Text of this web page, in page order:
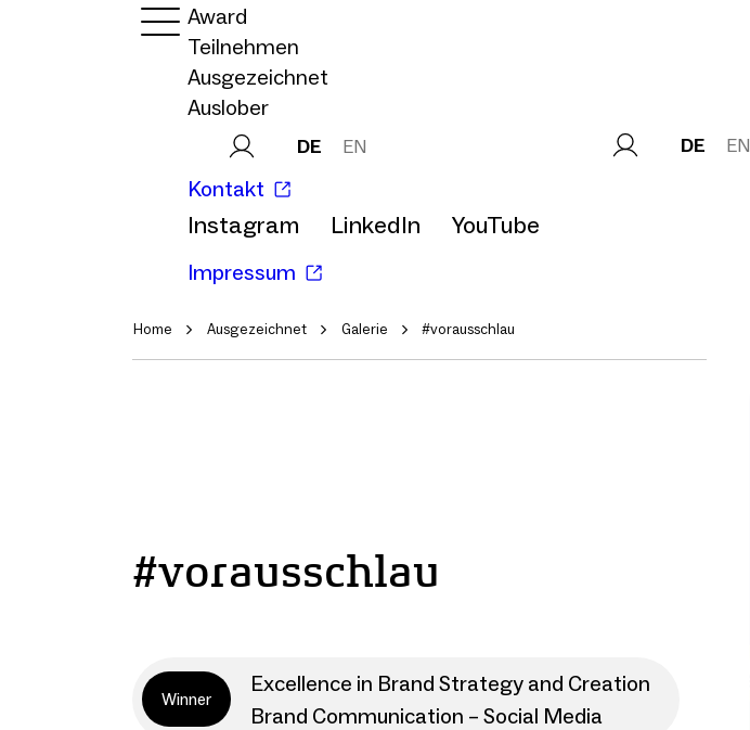
Award
Teilnehmen
Ausgezeichnet
Auslober
DE EN
Kontakt
Instagram LinkedIn YouTube
Impressum
DE EN
Home Ausgezeichnet Galerie #vorausschlau
#vorausschlau
Winner
Excellence in Brand Strategy and Creation
Brand Communication – Social Media